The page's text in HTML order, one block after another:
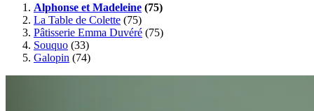
Alphonse et Madeleine (75)
La Table de Colette (75)
Pâtisserie Emma Duvéré (75)
Souquo (33)
Galopin (74)